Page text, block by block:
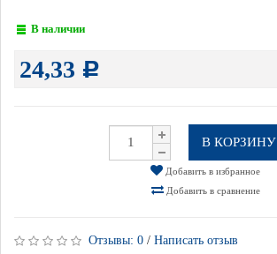
В наличии
24,33 Р
В КОРЗИНУ
Добавить в избранное
Добавить в сравнение
Отзывы: 0 / Написать отзыв